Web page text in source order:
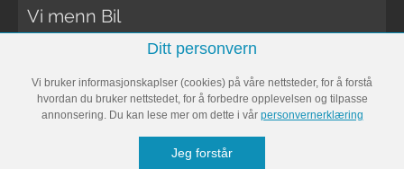
Vi menn Bil
Vi Menn Båt
Ditt personvern
Vi bruker informasjonskaplser (cookies) på våre nettsteder, for å forstå
hvordan du bruker nettstedet, for å forbedre opplevelsen og tilpasse
annonsering. Du kan lese mer om dette i vår personvernerklæring
Jeg forstår